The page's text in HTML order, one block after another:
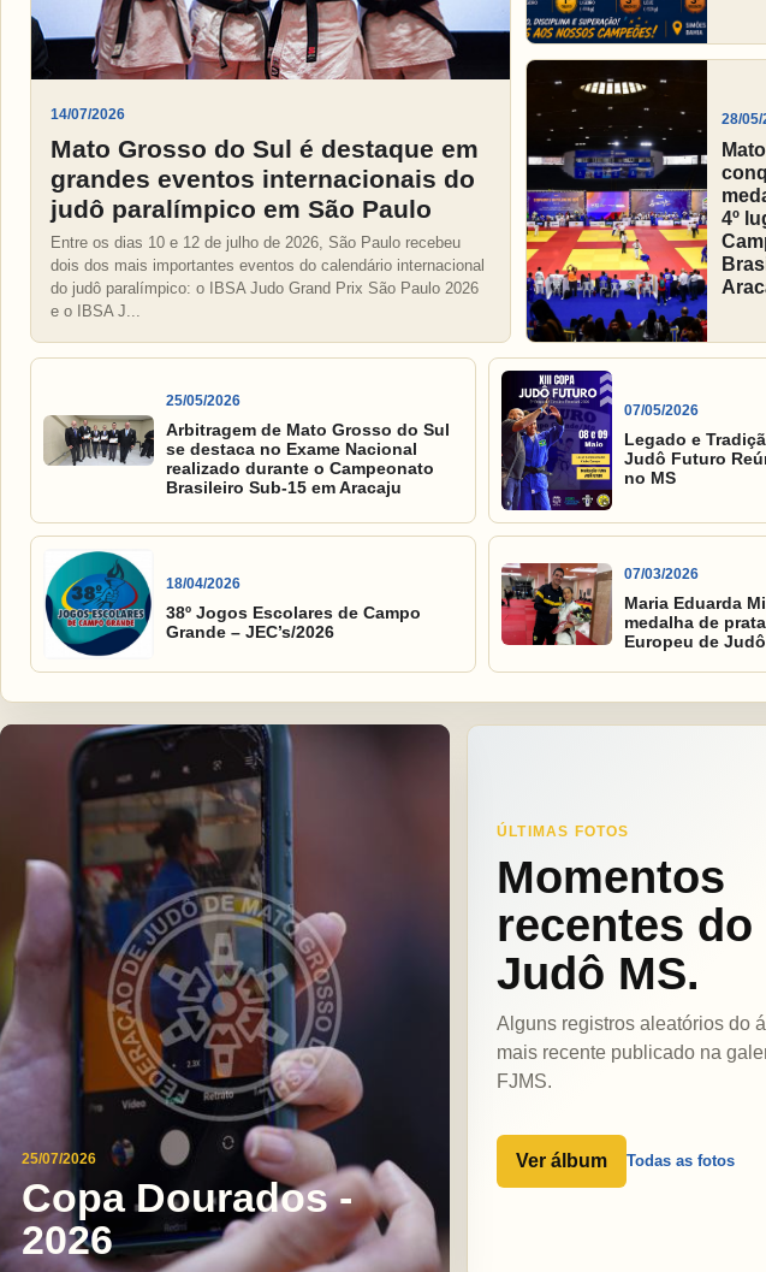
14/07/2026
Mato Grosso do Sul é destaque em
grandes eventos internacionais do
judô paralímpico em São Paulo
Entre os dias 10 e 12 de julho de 2026, São Paulo recebeu
dois dos mais importantes eventos do calendário internacional
do judô paralímpico: o IBSA Judo Grand Prix São Paulo 2026
e o IBSA J...
28/05/
4º
25/05/2026
Arbitragem de Mato Grosso do Sul
se destaca no Exame Nacional
realizado durante o Campeonato
Brasileiro Sub-15 em Aracaju
07/05/2026
Legado e
Judô Futuro
no MS
18/04/2026
38º Jogos Escolares de Campo
Grande – JEC’s/2026
07/03/2026
Maria Eduarda
medalha de
Europeu de
25/07/2026
Copa Dourados -
2026
ÚLTIMAS FOTOS
Momentos
recentes do
Judô MS.
Alguns registros aleatórios do
mais recente publicado na
FJMS.
Ver álbum Todas as fotos